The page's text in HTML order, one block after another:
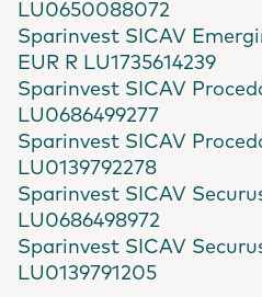
LU0650088072
Sparinvest SICAV
EUR R LU1735614239
Sparinvest SICAV
LU0686499277
Sparinvest SICAV
LU0139792278
Sparinvest SICAV
LU0686498972
Sparinvest SICAV
LU0139791205